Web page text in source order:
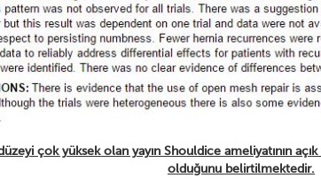
çok yüksek olan yayın Shouldice ameliyatının
olduğunu belirtilmektedir.